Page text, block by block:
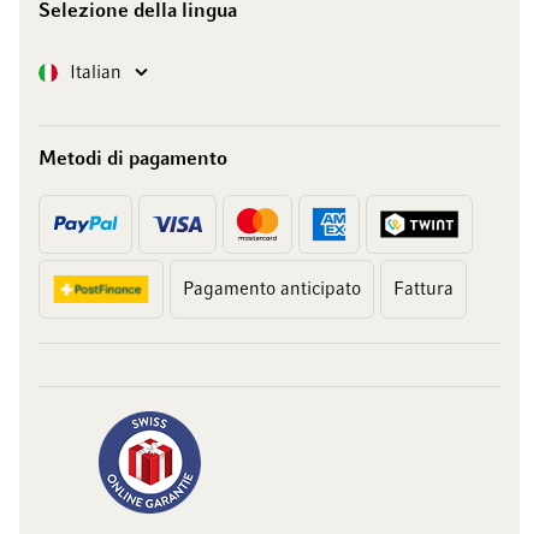
Selezione della lingua
Lingua Italian
Metodi di pagamento
Pagamento anticipato Fattura